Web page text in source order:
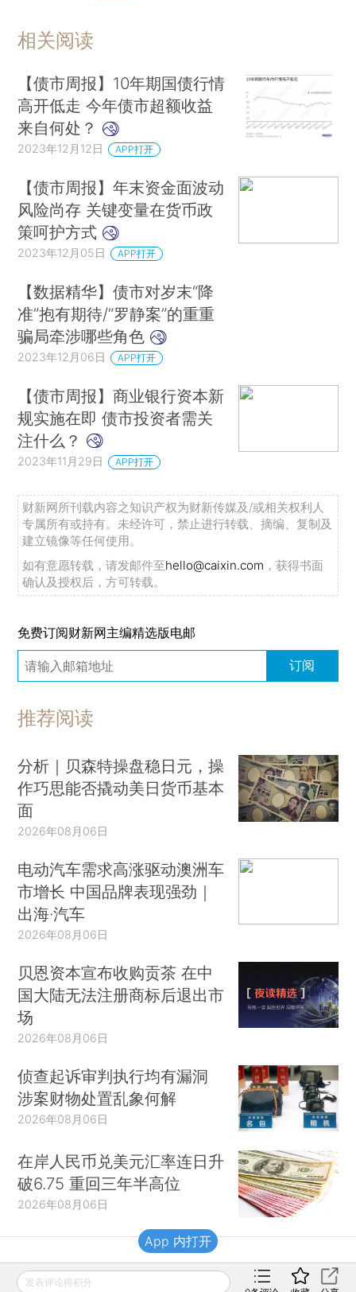
相关阅读
【债市周报】10年期国债行情
高开低走 今年债市超额收益
来自何处？
2023年12月12日 APP打开
【债市周报】年末资金面波动
风险尚存 关键变量在货币政
策呵护方式
2023年12月05日 APP打开
【数据精华】债市对岁末“降
准”抱有期待/“罗静案”的重重
骗局牵涉哪些角色
2023年12月06日 APP打开
【债市周报】商业银行资本新
规实施在即 债市投资者需关
注什么？
2023年11月29日 APP打开
财新网所刊载内容之知识产权为财新传媒及/或相关权利人
专属所有或持有。未经许可，禁止进行转载、摘编、复制及
建立镜像等任何使用。
如有意愿转载，请发邮件至hello@caixin.com ，获得书面
确认及授权后，方可转载。
免费订阅财新网主编精选版电邮
订阅
推荐阅读
分析｜贝森特操盘稳日元，操
作巧思能否撬动美日货币基本
面
2026年08月06日
电动汽车需求高涨驱动澳洲车
市增长 中国品牌表现强劲｜
出海·汽车
2026年08月06日
贝恩资本宣布收购贡茶 在中
国大陆无法注册商标后退出市
场
2026年08月06日
侦查起诉审判执行均有漏洞
涉案财物处置乱象何解
2026年08月06日
在岸人民币兑美元汇率连日升
破6.75 重回三年半高位
2026年08月06日
财新移动
发表评论得积分
App 内打开